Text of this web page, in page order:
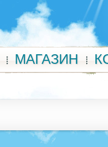
МАГАЗИН